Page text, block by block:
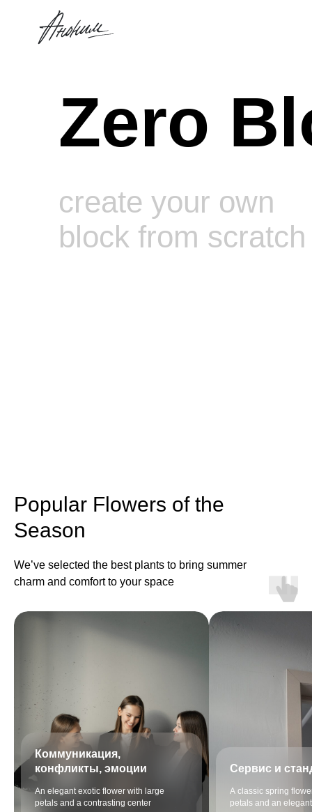
Zero
create your own
block from scratch
Popular Flowers of the
Season
We’ve selected the best plants to bring summer
charm and comfort to your space
Коммуникация,
конфликты, эмоции
An elegant exotic flower with large
petals and a contrasting center
Сервис и
A classic spring
petals and an